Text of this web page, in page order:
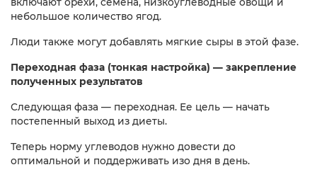
включают орехи, семена, низкоуглеводные овощи и
небольшое количество ягод.
Люди также могут добавлять мягкие сыры в этой фазе.
Переходная фаза (тонкая настройка) — закрепление
полученных результатов
Следующая фаза — переходная. Ее цель — начать
постепенный выход из диеты.
Теперь норму углеводов нужно довести до
оптимальной и поддерживать изо дня в день.